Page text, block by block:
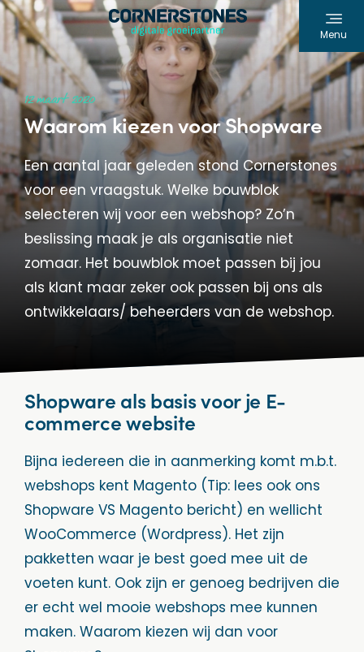
Menu
12 maart 2020
Waarom kiezen voor Shopware
Een aantal jaar geleden stond Cornerstones
voor een vraagstuk. Welke bouwblok
selecteren wij voor een webshop? Zo’n
beslissing maak je als organisatie niet
zomaar. Het bouwblok moet passen bij jou
als klant maar zeker ook passen bij ons als
ontwikkelaars/ beheerders van de webshop.
Shopware als basis voor je E-
commerce website
Bijna iedereen die in aanmerking komt m.b.t.
webshops kent Magento (Tip: lees ook ons
Shopware VS Magento bericht) en wellicht
WooCommerce (Wordpress). Het zijn
pakketten waar je best goed mee uit de
voeten kunt. Ook zijn er genoeg bedrijven die
er echt wel mooie webshops mee kunnen
maken. Waarom kiezen wij dan voor